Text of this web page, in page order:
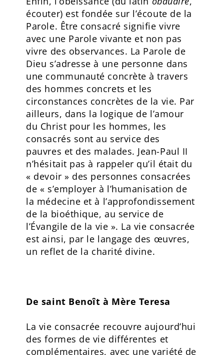
écouter) est fondée sur l’écoute de la
Parole. Être consacré signifie vivre
avec une Parole vivante et non pas
vivre des observances. La Parole de
Dieu s’adresse à une personne dans
une communauté concrète à travers
des hommes concrets et les
circonstances concrètes de la vie. Par
ailleurs, dans la logique de l’amour
du Christ pour les hommes, les
consacrés sont au service des
pauvres et des malades. Jean-Paul II
n’hésitait pas à rappeler qu’il était du
« devoir » des personnes consacrées
de « s’employer à l’humanisation de
la médecine et à l’approfondissement
de la bioéthique, au service de
l’Évangile de la vie ». La vie consacrée
est ainsi, par le langage des œuvres,
un reflet de la charité divine.
De saint Benoît à Mère Teresa
La vie consacrée recouvre aujourd’hui
des formes de vie différentes et
complémentaires, avec une variété de